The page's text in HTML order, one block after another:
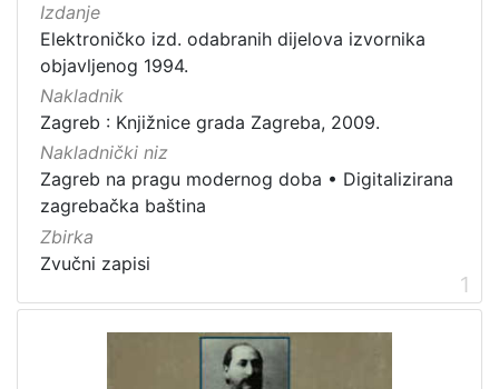
Nakladnička
cjelina
Zagreb na pragu modernog doba
Digitalizirana zagrebačka baština
Vrsta
zvučna građa - glazbena
Izdanje
Elektroničko izd. odabranih dijelova izvornika
objavljenog 1994.
Nakladnik
Zagreb : Knjižnice grada Zagreba, 2009.
Nakladnički niz
Zagreb na pragu modernog doba • Digitalizirana
zagrebačka baština
Zbirka
Zvučni zapisi
1